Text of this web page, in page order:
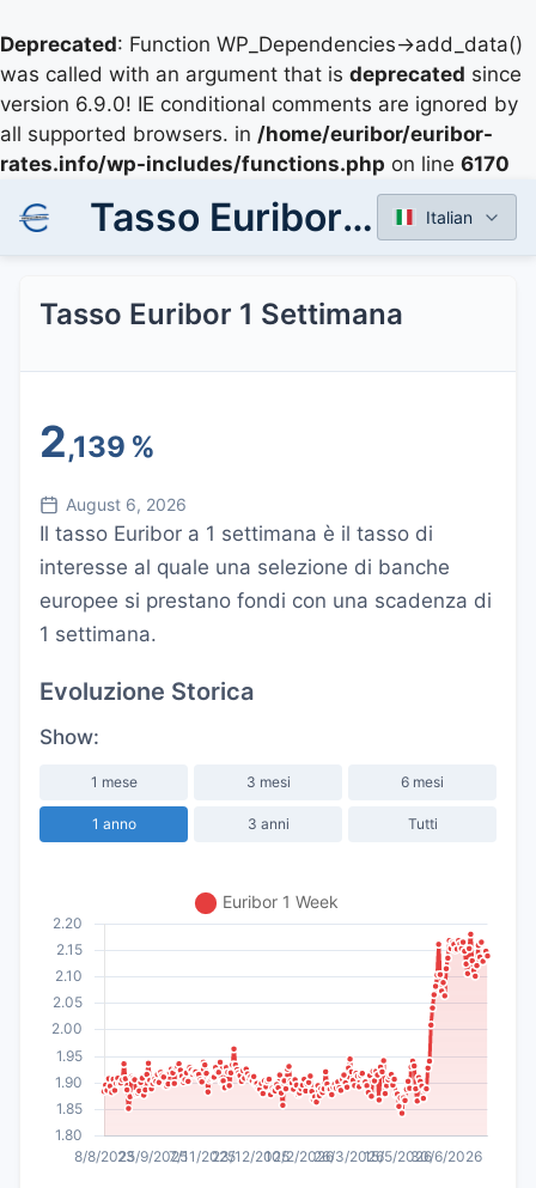
Deprecated: Function WP_Dependencies->add_data()
was called with an argument that is deprecated since
version 6.9.0! IE conditional comments are ignored by
all supported browsers. in /home/euribor/euribor-
rates.info/wp-includes/functions.php on line 6170
Tasso Euribor 1 Settimana Italian
Tasso Euribor 1 Settimana
2,139 %
August 6, 2026
Il tasso Euribor a 1 settimana è il tasso di
interesse al quale una selezione di banche
europee si prestano fondi con una scadenza di
1 settimana.
Evoluzione Storica
Show:
1 mese 3 mesi 6 mesi
1 anno 3 anni Tutti